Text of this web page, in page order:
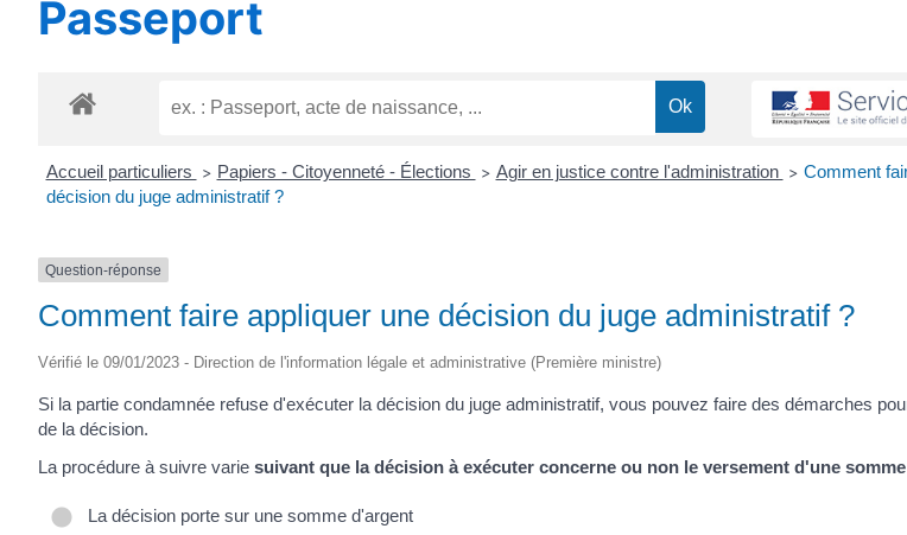
Passeport
Accueil particuliers > Papiers - Citoyenneté - Élections > Agir en justice contre l'administration > Comment
décision du juge administratif ?
Question-réponse
Comment faire appliquer une décision du juge administratif ?
Vérifié le 09/01/2023 - Direction de l'information légale et administrative (Première ministre)
Si la partie condamnée refuse d'exécuter la décision du juge administratif, vous pouvez faire des démarches
de la décision.
La procédure à suivre varie suivant que la décision à exécuter concerne ou non le versement d'une
La décision porte sur une somme d'argent